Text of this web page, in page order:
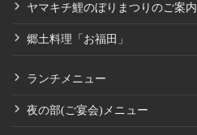
ヤマキチ鯉のぼりまつりのご案内
郷土料理「お福田」
ランチメニュー
夜の部(ご宴会)メニュー